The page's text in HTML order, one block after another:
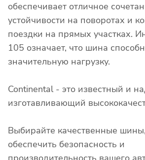
обеспечивает отличное
устойчивости на поворотах и
поездки на прямых участках.
105 означает, что шина
значительную нагрузку.
Continental - это известный и
изготавливающий
Выбирайте качественные
обеспечить безопасность и